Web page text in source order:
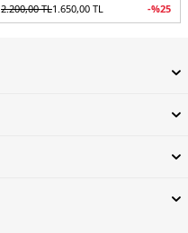
2.200,00TL1.650,00 TL -%25